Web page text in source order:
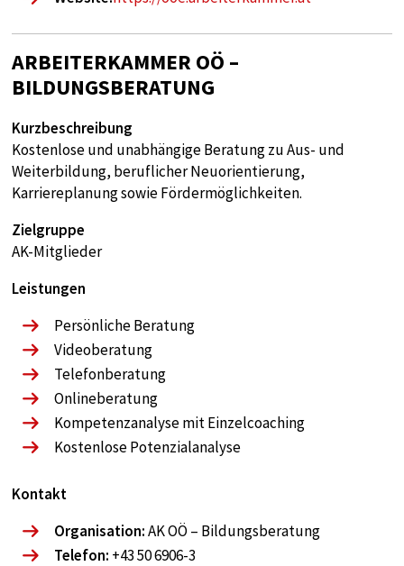
ARBEITERKAMMER OÖ –
BILDUNGSBERATUNG
Kurzbeschreibung
Kostenlose und unabhängige Beratung zu Aus- und
Weiterbildung, beruflicher Neuorientierung,
Karriereplanung sowie Fördermöglichkeiten.
Zielgruppe
AK-Mitglieder
Leistungen
Persönliche Beratung
Videoberatung
Telefonberatung
Onlineberatung
Kompetenzanalyse mit Einzelcoaching
Kostenlose Potenzialanalyse
Kontakt
Organisation:AK OÖ – Bildungsberatung
Telefon: +43 50 6906-3
Diese Cookie speichert die benutzerspezifischen
Cookie-Einstellungen
Cookie Laufzeit:
1 year
STATISTIK
Statistik Cookies sammeln anonyme
Informationen über das Nutzerverhalten. Diese
Informationen helfen uns, das Verhalten unserer
Nutzer auf unserer Webseite besser zu
Analytics
Name:
google_tagmanager
Anbieter:
Google
1 year